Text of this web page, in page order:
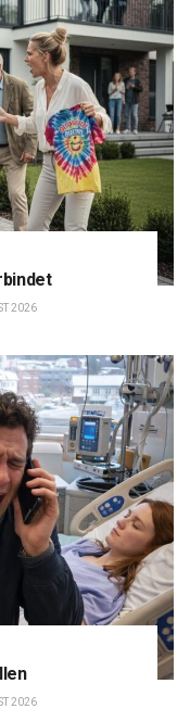
2026
2026